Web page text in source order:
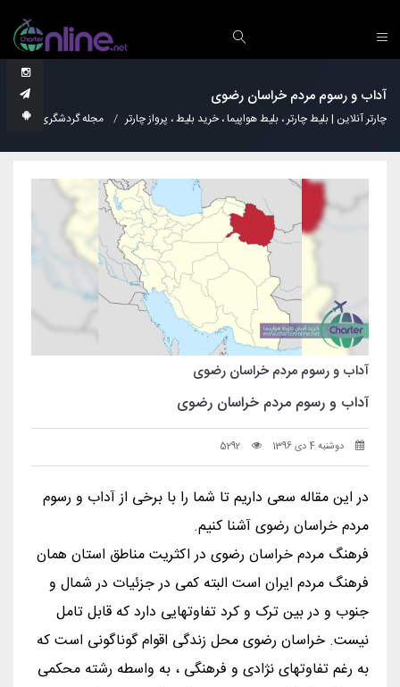
آداب و رسوم مردم خراسان رضوی
چارتر آنلاین | بلیط چارتر ، بلیط هواپیما ، خرید بلیط ، پرواز چارتر مجله گردشگری
آداب و رسوم مردم خراسان رضوی
آداب و رسوم مردم خراسان رضوی
دوشنبه 4 دی 1396 5292
در این مقاله سعی داریم تا شما را با برخی از آداب و رسوم
مردم خراسان رضوی آشنا کنیم.
فرهنگ مردم خراسان رضوی در اکثریت مناطق استان همان
فرهنگ مردم ایران است البته کمی در جزئیات در شمال و
جنوب و در بین ترک و کرد تفاوتهایی دارد که قابل تامل
نیست. خراسان رضوی محل زندگی اقوام گوناگونی است كه
به رغم تفاوتهای نژادی و فرهنگی ، به واسطه رشته محكمی